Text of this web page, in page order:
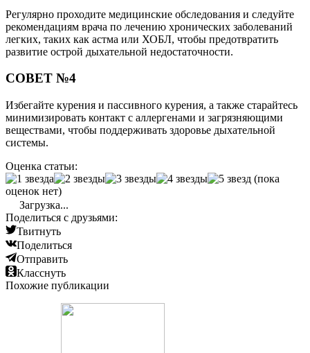
Регулярно проходите медицинские обследования и следуйте
рекомендациям врача по лечению хронических заболеваний
легких, таких как астма или ХОБЛ, чтобы предотвратить
развитие острой дыхательной недостаточности.
СОВЕТ №4
Избегайте курения и пассивного курения, а также старайтесь
минимизировать контакт с аллергенами и загрязняющими
веществами, чтобы поддерживать здоровье дыхательной
системы.
Оценка статьи:
(пока
оценок нет)
Загрузка...
Поделиться с друзьями:
Твитнуть
Поделиться
Отправить
Класснуть
Похожие публикации